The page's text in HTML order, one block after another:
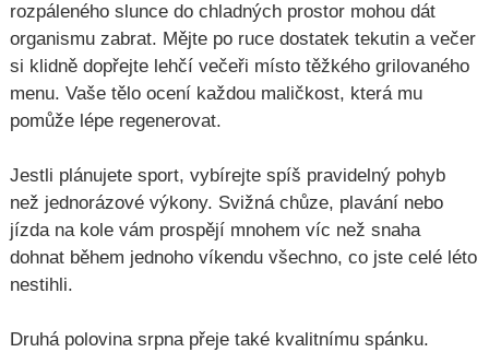
rozpáleného slunce do chladných prostor mohou dát
organismu zabrat. Mějte po ruce dostatek tekutin a večer
si klidně dopřejte lehčí večeři místo těžkého grilovaného
menu. Vaše tělo ocení každou maličkost, která mu
pomůže lépe regenerovat.
Jestli plánujete sport, vybírejte spíš pravidelný pohyb
než jednorázové výkony. Svižná chůze, plavání nebo
jízda na kole vám prospějí mnohem víc než snaha
dohnat během jednoho víkendu všechno, co jste celé léto
nestihli.
Druhá polovina srpna přeje také kvalitnímu spánku.